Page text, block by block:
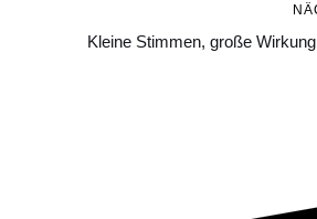
Kleine Stimmen, große